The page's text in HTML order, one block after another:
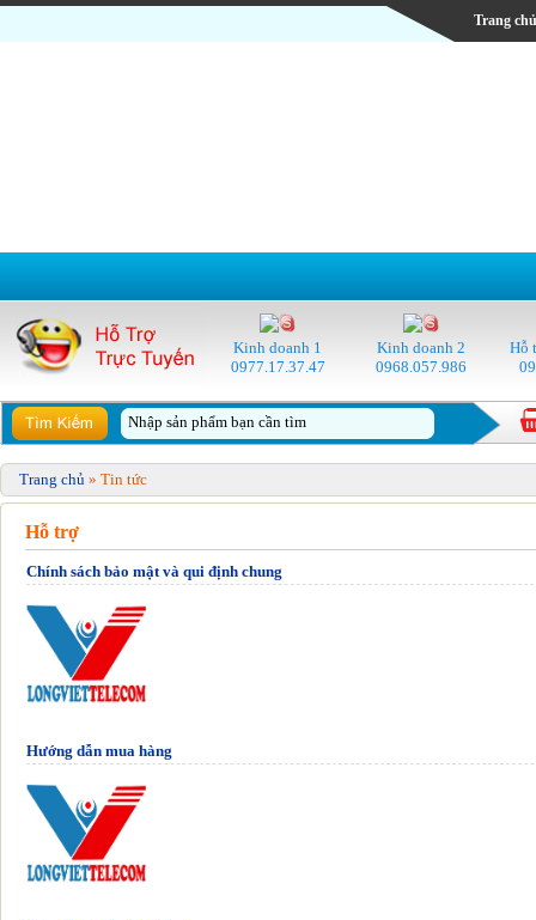
Trang chủ
Kinh doanh 1
0977.17.37.47
Kinh doanh 2
0968.057.986
Hỗ
Trang chủ » Tin tức
Hỗ trợ
Chính sách bảo mật và qui định chung
Hướng dẫn mua hàng